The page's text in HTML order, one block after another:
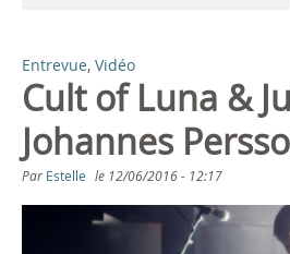
i
v
e
a
Entrevue, Vidéo
Cult of Luna &
Johannes
Par Estelle le 12/06/2016 - 12:17